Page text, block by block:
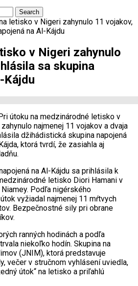
letisko v Nigeri zahynulo 11 vojakov,
na Al-Kájdu
v Nigeri zahynulo
sa skupina
Kájdu
útoku na medzinárodné letisko v
najmenej 11 vojakov a dvaja
džihádistická skupina napojená
ktorá tvrdí, že zasiahla aj
na Al-Kájdu sa prihlásila k
letisko Diori Hamani v
Podľa nigérského
vyžiadal najmenej 11 mŕtvych
Bezpečnostné sily pri obrane
ranných hodinách a podľa
niekoľko hodín. Skupina na
(JNIM), ktorá predstavuje
večer v stručnom vyhlásení uviedla,
útok“ na letisko a priľahlú